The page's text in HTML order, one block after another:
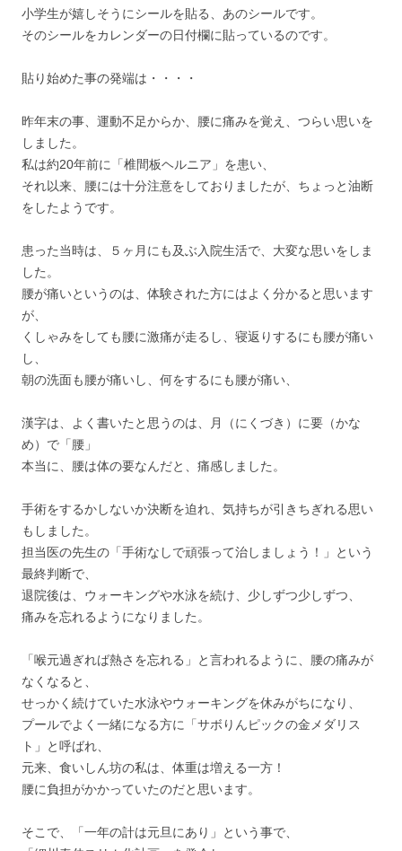
小学生が嬉しそうにシールを貼る、あのシールです。
そのシールをカレンダーの日付欄に貼っているのです。
貼り始めた事の発端は・・・・
昨年末の事、運動不足からか、腰に痛みを覚え、つらい思いを
しました。
私は約20年前に「椎間板ヘルニア」を患い、
それ以来、腰には十分注意をしておりましたが、ちょっと油断
をしたようです。
患った当時は、５ヶ月にも及ぶ入院生活で、大変な思いをしま
した。
腰が痛いというのは、体験された方にはよく分かると思います
が、
くしゃみをしても腰に激痛が走るし、寝返りするにも腰が痛い
し、
朝の洗面も腰が痛いし、何をするにも腰が痛い、
漢字は、よく書いたと思うのは、月（にくづき）に要（かな
め）で「腰」
本当に、腰は体の要なんだと、痛感しました。
手術をするかしないか決断を迫れ、気持ちが引きちぎれる思い
もしました。
担当医の先生の「手術なしで頑張って治しましょう！」という
最終判断で、
退院後は、ウォーキングや水泳を続け、少しずつ少しずつ、
痛みを忘れるようになりました。
「喉元過ぎれば熱さを忘れる」と言われるように、腰の痛みが
なくなると、
せっかく続けていた水泳やウォーキングを休みがちになり、
プールでよく一緒になる方に「サボりんピックの金メダリス
ト」と呼ばれ、
元来、食いしん坊の私は、体重は増える一方！
腰に負担がかかっていたのだと思います。
そこで、「一年の計は元旦にあり」という事で、